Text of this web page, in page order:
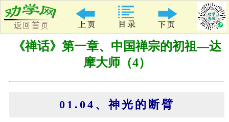
《禅话》第一章、中国禅宗的初祖—达
摩大师（4）
01.04、神光的断臂